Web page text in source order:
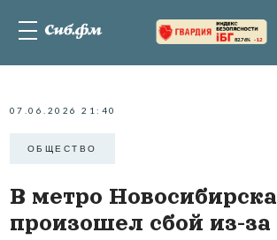
82.76% -1.2
07.06.2026 21:40
ОБЩЕСТВО
В метро Новосибирска
произошел сбой из-за